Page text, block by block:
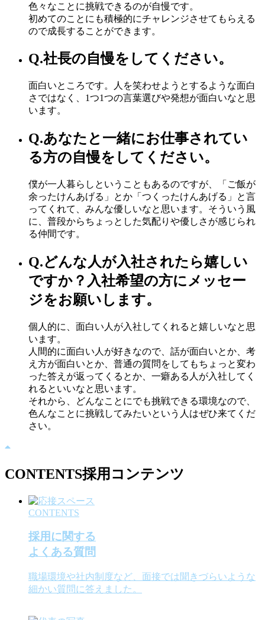
色々なことに挑戦できるのが自慢です。
初めてのことにも積極的にチャレンジさせてもらえる
ので成長することができます。
Q.社長の自慢をしてください。
面白いところです。人を笑わせようとするような面白
さではなく、1つ1つの言葉選びや発想が面白いなと思
います。
Q.あなたと一緒にお仕事されてい
る方の自慢をしてください。
僕が一人暮らしということもあるのですが、「ご飯が
余ったけんあげる」とか「つくったけんあげる」と言
ってくれて、みんな優しいなと思います。そういう風
に、普段からちょっとした気配りや優しさが感じられ
る仲間です。
Q.どんな人が入社されたら嬉しい
ですか？入社希望の方にメッセー
ジをお願いします。
個人的に、面白い人が入社してくれると嬉しいなと思
います。
人間的に面白い人が好きなので、話が面白いとか、考
え方が面白いとか、普通の質問をしてもちょっと変わ
った答えが返ってくるとか、一癖ある人が入社してく
れるといいなと思います。
それから、どんなことにでも挑戦できる環境なので、
色んなことに挑戦してみたいという人はぜひ来てくだ
さい。
CONTENTS採用コンテンツ
CONTENTS
採用に関する
よくある質問
職場環境や社内制度など、面接では聞きづらいような
細かい質問に答えました。